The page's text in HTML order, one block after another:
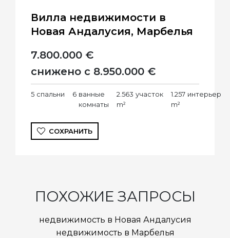
Вилла недвижимости в
Новая Андалусия, Марбелья
7.800.000 €
снижено с 8.950.000 €
5 спальни 6 ванные
комнаты
2.563
m²
участок
1.257
m²
интерьер
СОХРАНИТЬ
ПОХОЖИЕ ЗАПРОСЫ
недвижимость в Новая Андалусия
недвижимость в Марбелья